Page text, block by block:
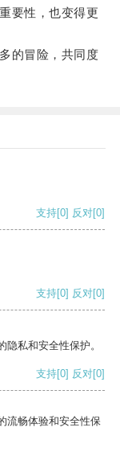
要性，也变得更
的冒险，共同度
支持[0] 反对[0]
支持[0] 反对[0]
私和安全性保护。
支持[0] 反对[0]
流畅体验和安全性保